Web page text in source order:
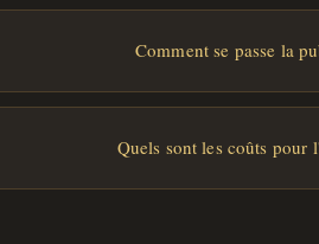
Comment se passe la
Quels sont les coûts pour